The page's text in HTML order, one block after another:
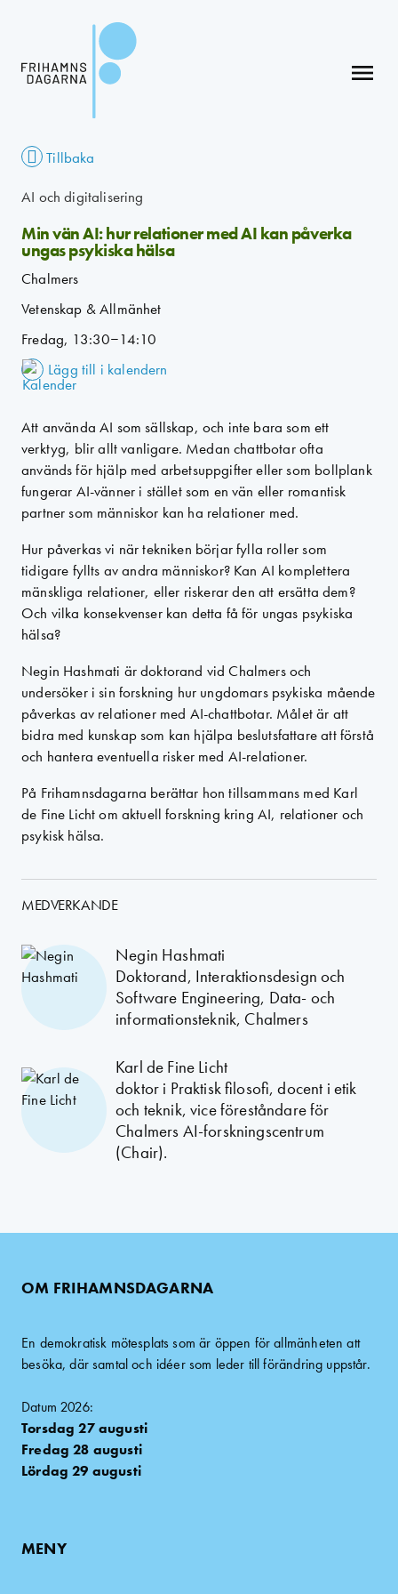
menu
Tillbaka
AI och digitalisering
Min vän AI: hur relationer med AI kan påverka
ungas psykiska hälsa
Chalmers
Vetenskap & Allmänhet
Fredag, 13:30–14:10
Lägg till i kalendern
Att använda AI som sällskap, och inte bara som ett
verktyg, blir allt vanligare. Medan chattbotar ofta
används för hjälp med arbetsuppgifter eller som bollplank
fungerar AI-vänner i stället som en vän eller romantisk
partner som människor kan ha relationer med.
Hur påverkas vi när tekniken börjar fylla roller som
tidigare fyllts av andra människor? Kan AI komplettera
mänskliga relationer, eller riskerar den att ersätta dem?
Och vilka konsekvenser kan detta få för ungas psykiska
hälsa?
Negin Hashmati är doktorand vid Chalmers och
undersöker i sin forskning hur ungdomars psykiska mående
påverkas av relationer med AI-chattbotar. Målet är att
bidra med kunskap som kan hjälpa beslutsfattare att förstå
och hantera eventuella risker med AI-relationer.
På Frihamnsdagarna berättar hon tillsammans med Karl
de Fine Licht om aktuell forskning kring AI, relationer och
psykisk hälsa.
MEDVERKANDE
Negin Hashmati
Doktorand, Interaktionsdesign och
Software Engineering, Data- och
informationsteknik, Chalmers
Karl de Fine Licht
doktor i Praktisk filosofi, docent i etik
och teknik, vice föreståndare för
Chalmers AI-forskningscentrum
(Chair).
OM FRIHAMNSDAGARNA
En demokratisk mötesplats som är öppen för allmänheten att
besöka, där samtal och idéer som leder till förändring uppstår.
Datum 2026:
Torsdag 27 augusti
Fredag 28 augusti
Lördag 29 augusti
MENY